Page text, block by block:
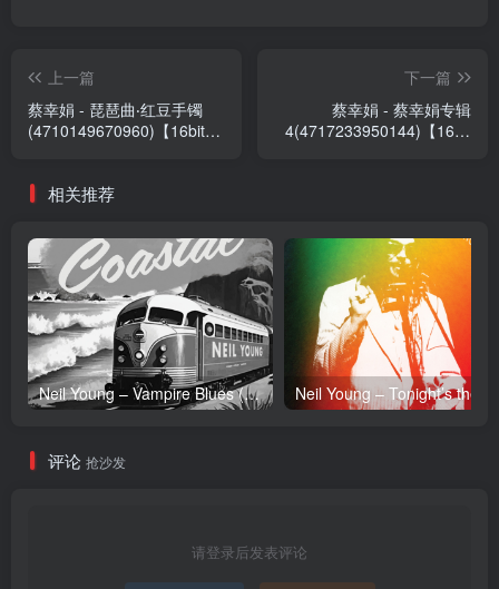
上一篇
蔡幸娟 - 琵琶曲‧红豆手镯
(4710149670960)【16bit／
下一篇
蔡幸娟 - 蔡幸娟专辑
4(4717233950144)【16bit
相关推荐
Neil Young – Vampire Blues (Live) – Single(054391239303)【24bit／96.0kHz】土耳其区
评论 抢沙发
请登录后发表评论